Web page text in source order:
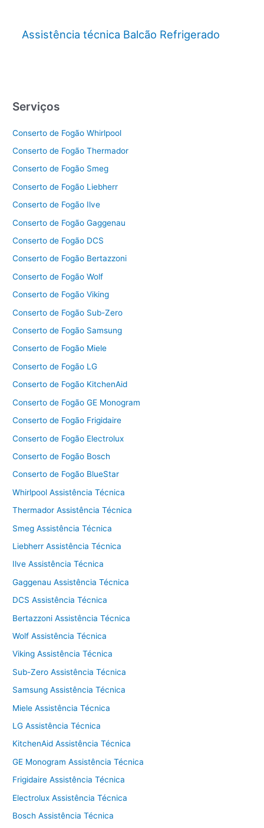
Assistência técnica Balcão Refrigerado
Serviços
Conserto de Fogão Whirlpool
Conserto de Fogão Thermador
Conserto de Fogão Smeg
Conserto de Fogão Liebherr
Conserto de Fogão Ilve
Conserto de Fogão Gaggenau
Conserto de Fogão DCS
Conserto de Fogão Bertazzoni
Conserto de Fogão Wolf
Conserto de Fogão Viking
Conserto de Fogão Sub-Zero
Conserto de Fogão Samsung
Conserto de Fogão Miele
Conserto de Fogão LG
Conserto de Fogão KitchenAid
Conserto de Fogão GE Monogram
Conserto de Fogão Frigidaire
Conserto de Fogão Electrolux
Conserto de Fogão Bosch
Conserto de Fogão BlueStar
Whirlpool Assistência Técnica
Thermador Assistência Técnica
Smeg Assistência Técnica
Liebherr Assistência Técnica
Ilve Assistência Técnica
Gaggenau Assistência Técnica
DCS Assistência Técnica
Bertazzoni Assistência Técnica
Wolf Assistência Técnica
Viking Assistência Técnica
Sub-Zero Assistência Técnica
Samsung Assistência Técnica
Miele Assistência Técnica
LG Assistência Técnica
KitchenAid Assistência Técnica
GE Monogram Assistência Técnica
Frigidaire Assistência Técnica
Electrolux Assistência Técnica
Bosch Assistência Técnica